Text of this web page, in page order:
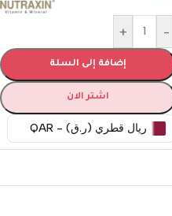
-
+
إضافة إلى السلة
اشتر الان
ريال قطري (ر.ق) - QAR